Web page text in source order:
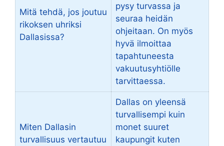
Mitä tehdä, jos joutuu
rikoksen uhriksi
Dallasissa?
pysy turvassa ja
seuraa heidän
ohjeitaan. On myös
hyvä ilmoittaa
tapahtuneesta
vakuutusyhtiölle
tarvittaessa.
Miten Dallasin
turvallisuus vertautuu
Dallas on yleensä
turvallisempi kuin
monet suuret
kaupungit kuten